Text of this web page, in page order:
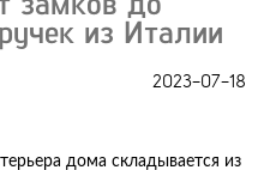
из Италии
2023-07-18
дома складывается из